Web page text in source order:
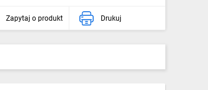
Zapytaj o produkt Drukuj